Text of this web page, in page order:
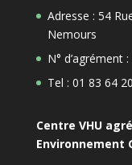
Adresse : 54
Nemours
N° d’agrément
Tel : 01 83 64
Centre VHU
Environnement